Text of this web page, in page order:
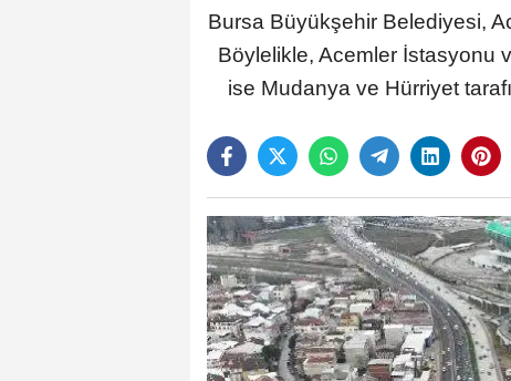
Bursa Büyükşehir Belediyesi,
Böylelikle, Acemler İstasyonu
ise Mudanya ve Hürriyet